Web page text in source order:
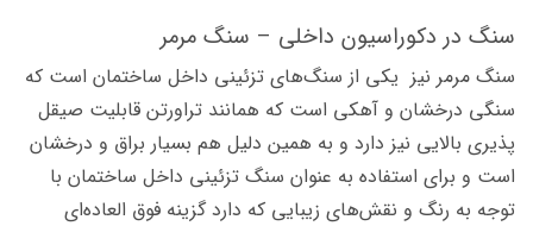
سنگ در دکوراسیون داخلی – سنگ مرمر
سنگ مرمر نیز یکی از سنگ‌های تزئینی داخل ساختمان است که
سنگی درخشان و آهکی است که همانند تراورتن قابلیت صیقل
پذیری بالایی نیز دارد و به همین دلیل هم بسیار براق و درخشان
است و برای استفاده به عنوان سنگ تزئینی داخل ساختمان با
توجه به رنگ و نقش‌های زیبایی که دارد گزینه فوق العاده‌ای